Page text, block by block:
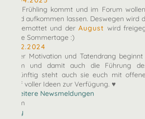
Der Frühling kommt und im Forum
Wind aufkommen lassen. Deswegen wird
eingemottet und derAugust wird
heiße Sommertage :)
07.12.2024
Voller Motivation und Tatendrang beginnt
Team und damit auch die Führung
Zukünftig steht auch sie euch mit
Kopf voller Ideen zur Verfügung. ♥
» Weitere Newsmeldungen
Team
arby